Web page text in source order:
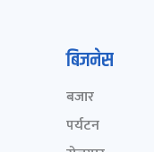
बिजनेस
बजार
पर्यटन